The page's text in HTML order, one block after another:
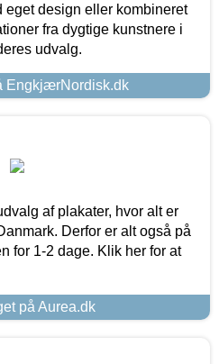
eget design eller kombineret
fra dygtige kunstnere i
udvalg.
EngkjærNordisk.dk
af plakater, hvor alt er
Derfor er alt også på
for 1-2 dage. Klik her for at
på Aurea.dk